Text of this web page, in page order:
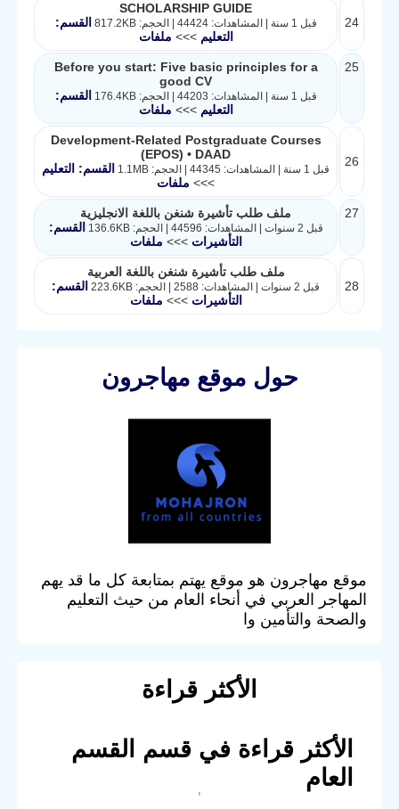
24
SCHOLARSHIP GUIDE
قبل 1 سنة | المشاهدات: 44424 | الحجم: 817.2KB
القسم:
التعليم>>> ملفات
25
Before you start: Five basic principles for a
good CV
قبل 1 سنة | المشاهدات: 44203 | الحجم: 176.4KB
القسم:
التعليم>>> ملفات
26
Development-Related Postgraduate Courses
(EPOS) • DAAD
قبل 1 سنة | المشاهدات: 44345 | الحجم: 1.1MB
القسم: التعليم
>>> ملفات
27 ملف طلب تأشيرة شنغن باللغة الانجليزية
قبل 2 سنوات | المشاهدات: 44596 | الحجم: 136.6KB
القسم:
التأشيرات>>> ملفات
28
ملف طلب تأشيرة شنغن باللغة العربية
قبل 2 سنوات | المشاهدات: 2588 | الحجم: 223.6KB
القسم:
التأشيرات>>> ملفات
حول موقع مهاجرون
موقع مهاجرون هو موقع يهتم بمتابعة كل ما قد يهم
المهاجر العربي في أنحاء العام من حيث التعليم
والصحة والتأمين وا
الأكثر قراءة
الأكثر قراءة في قسم القسم
العام